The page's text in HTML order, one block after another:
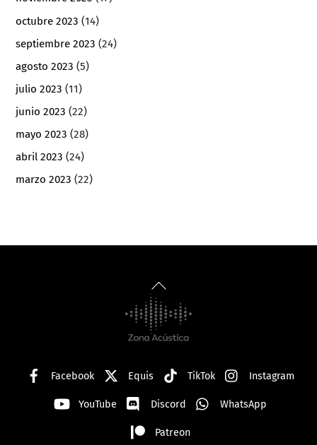
octubre 2023 (14)
septiembre 2023 (24)
agosto 2023 (5)
julio 2023 (11)
junio 2023 (22)
mayo 2023 (28)
abril 2023 (24)
marzo 2023 (22)
Back
To
Top
Facebook Equis TikTok Instagram
YouTube Discord WhatsApp
Patreon